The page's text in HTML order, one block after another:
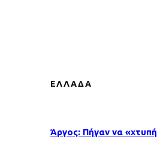
ΕΛΛΑΔΑ
Άργος: Πήγαν να